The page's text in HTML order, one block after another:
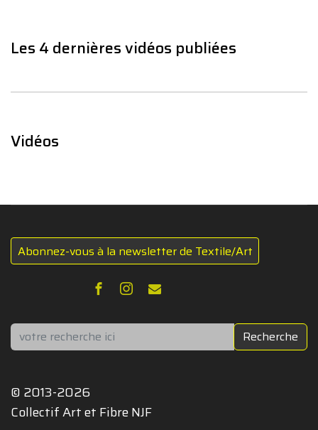
Les 4 dernières vidéos publiées
Vidéos
Abonnez-vous à la newsletter de Textile/Art
Rechercher Recherche
© 2013-2026
Collectif Art et Fibre NJF